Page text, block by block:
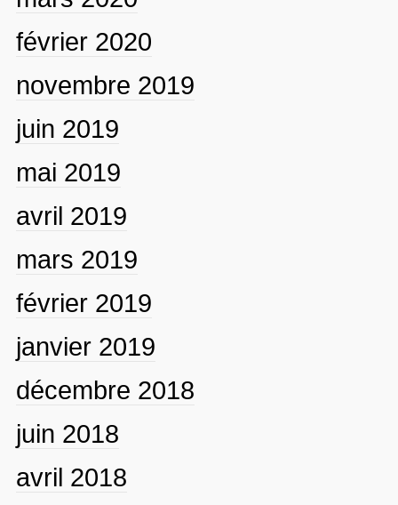
février 2020
novembre 2019
juin 2019
mai 2019
avril 2019
mars 2019
février 2019
janvier 2019
décembre 2018
juin 2018
avril 2018